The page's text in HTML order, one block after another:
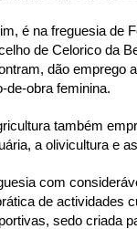
é na freguesia de
de Celorico da
dão emprego
de-obra feminina.
também
a olivicultura e
com
de actividades
sedo criada